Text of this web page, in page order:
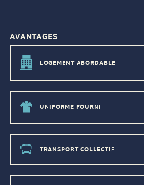
AVANTAGES
LOGEMENT ABORDABLE
UNIFORME FOURNI
TRANSPORT COLLECTIF